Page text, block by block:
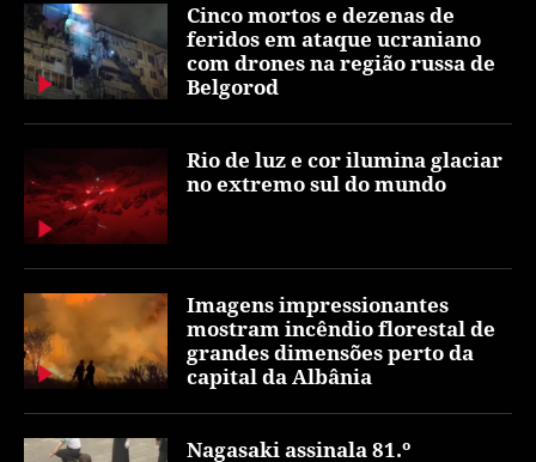
Cinco mortos e dezenas de
feridos em ataque ucraniano
com drones na região russa de
Belgorod
Rio de luz e cor ilumina glaciar
no extremo sul do mundo
Imagens impressionantes
mostram incêndio florestal de
grandes dimensões perto da
capital da Albânia
Nagasaki assinala 81.º